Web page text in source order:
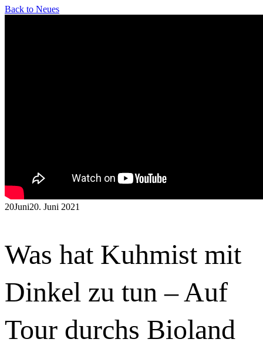
Back to Neues
20Juni20. Juni 2021
Was hat Kuhmist mit
Dinkel zu tun – Auf
Tour durchs Bioland